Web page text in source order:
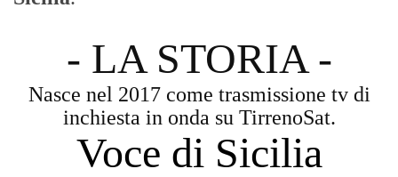
- LA STORIA -
Nasce nel 2017 come trasmissione tv di
inchiesta in onda su TirrenoSat.
Voce di Sicilia